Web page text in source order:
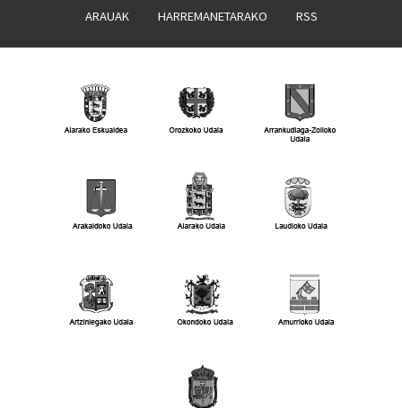
ARAUAK HARREMANETARAKO RSS